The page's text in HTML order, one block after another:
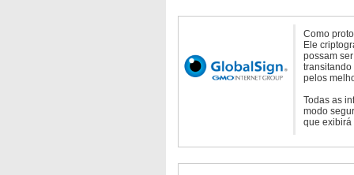
Como
Ele
possam
transitando
pelos
Todas as
modo
que exibirá